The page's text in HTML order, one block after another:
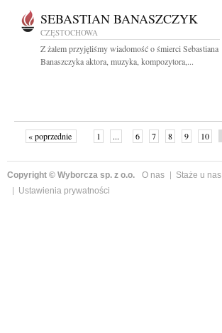
SEBASTIAN BANASZCZYK
CZĘSTOCHOWA
Z żalem przyjęliśmy wiadomość o śmierci Sebastiana
Banaszczyka aktora, muzyka, kompozytora,...
« poprzednie 1 ... 6 7 8 9 10
Copyright © Wyborcza sp. z o.o. O nas Staże u nas
Ustawienia prywatności